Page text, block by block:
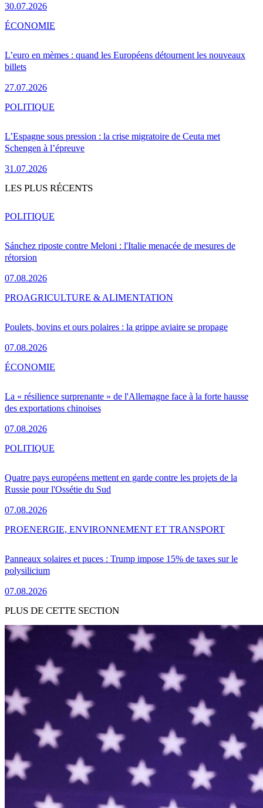
30.07.2026
L’euro en mèmes : quand les Européens détournent les nouveaux
billets
27.07.2026
ÉCONOMIE
L’Espagne sous pression : la crise migratoire de Ceuta met
Schengen à l’épreuve
31.07.2026
POLITIQUE
LES PLUS RÉCENTS
Sánchez riposte contre Meloni : l'Italie menacée de mesures de
rétorsion
07.08.2026
POLITIQUE
Poulets, bovins et ours polaires : la grippe aviaire se propage
07.08.2026
PROAGRICULTURE & ALIMENTATION
La « résilience surprenante » de l'Allemagne face à la forte hausse
des exportations chinoises
07.08.2026
ÉCONOMIE
Quatre pays européens mettent en garde contre les projets de la
Russie pour l'Ossétie du Sud
07.08.2026
POLITIQUE
Panneaux solaires et puces : Trump impose 15% de taxes sur le
polysilicium
07.08.2026
PROENERGIE, ENVIRONNEMENT ET TRANSPORT
PLUS DE CETTE SECTION